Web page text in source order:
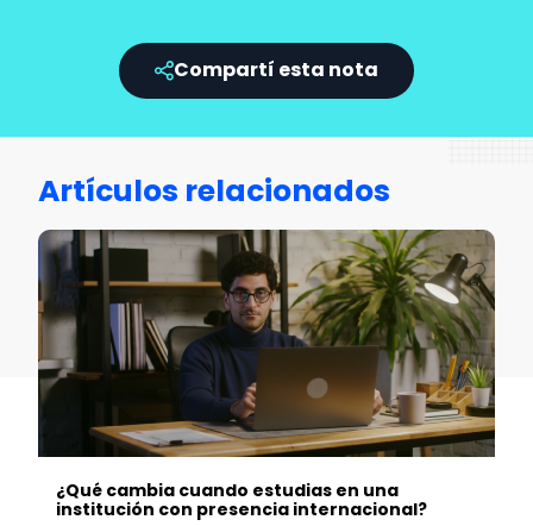
Compartí esta nota
Artículos relacionados
¿Qué cambia cuando estudias en una
institución con presencia internacional?